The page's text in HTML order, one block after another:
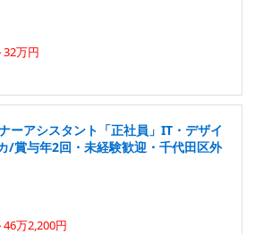
32万円
ーアシスタント「正社員」IT・デザイ
/賞与年2回・未経験歓迎・千代田区外
万2,200円